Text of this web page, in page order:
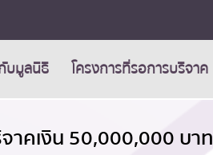
บมูลนิธิ โครงการที่รอการบริจาค
าคเงิน 50,000,000 บาท